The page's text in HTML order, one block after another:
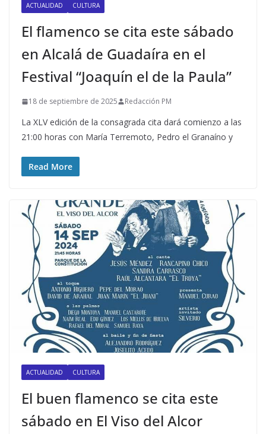
ACTUALIDAD CULTURA
El flamenco se cita este sábado
en Alcalá de Guadaíra en el
Festival “Joaquín el de la Paula”
18 de septiembre de 2025 Redacción PM
La XLV edición de la consagrada cita dará comienzo a las
21:00 horas con María Terremoto, Pedro el Granaíno y
Read More
ACTUALIDAD CULTURA
El buen flamenco se cita este
sábado en El Viso del Alcor